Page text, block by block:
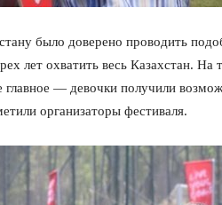
было доверено проводить
лет охватить весь Казахстан.
главное — девочки получили
организаторы фестиваля.